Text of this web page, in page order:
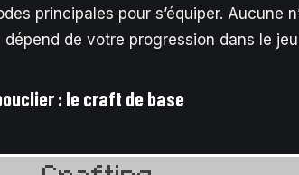
principales pour s’équiper. Aucune
de votre progression dans le
: le craft de base